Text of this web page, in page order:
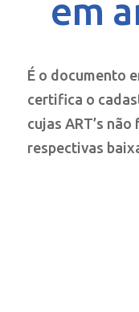
em
É o documento
certifica o
cujas ART’s
respectivas